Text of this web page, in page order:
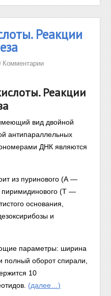
Реакции
Комментарии
Реакции
вид двойной
антипараллельных
ДНК являются
из пуринового (А —
(Т —
основания,
и
параметры: ширина
полный оборот спирали,
10
(далее…)